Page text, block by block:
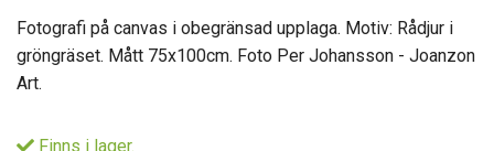
Fotografi på canvas i obegränsad upplaga. Motiv: Rådjur i
gröngräset. Mått 75x100cm. Foto Per Johansson - Joanzon
Art.
Finns i lager.